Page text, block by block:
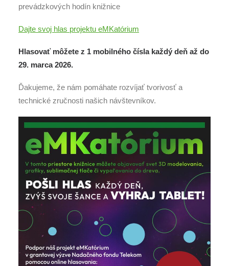
prevádzkových hodín knižnice
Dajte svoj hlas projektu eMKatórium
Hlasovať môžete z 1 mobilného čísla každý deň až do
29. marca 2026.
Ďakujeme, že nám pomáhate rozvíjať tvorivosť a
technické zručnosti našich návštevníkov.